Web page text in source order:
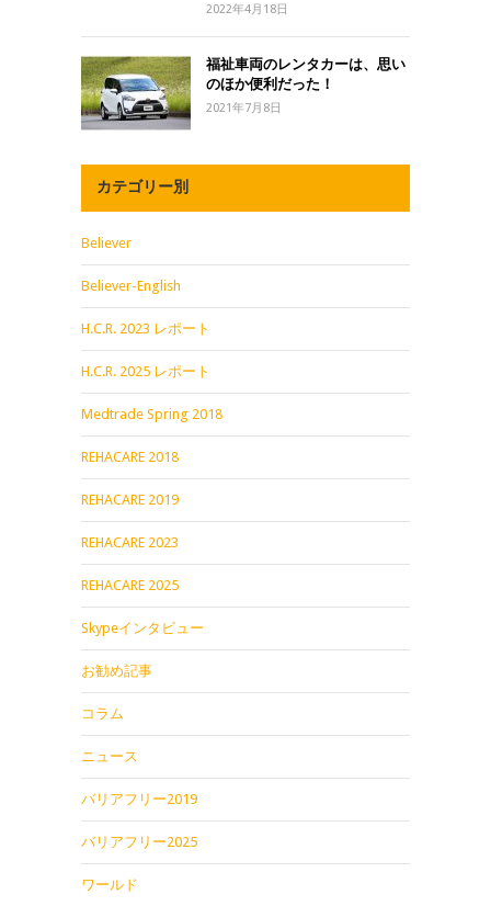
2022年4月18日
福祉車両のレンタカーは、思い
のほか便利だった！
2021年7月8日
カテゴリー別
Believer
Believer-English
H.C.R. 2023 レポート
H.C.R. 2025 レポート
Medtrade Spring 2018
REHACARE 2018
REHACARE 2019
REHACARE 2023
REHACARE 2025
Skypeインタビュー
お勧め記事
コラム
ニュース
バリアフリー2019
バリアフリー2025
ワールド